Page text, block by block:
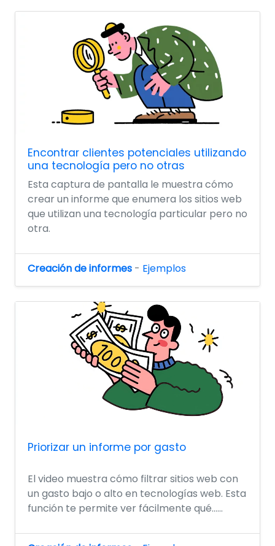
Encontrar clientes potenciales utilizando
una tecnología pero no otras
Esta captura de pantalla le muestra cómo
crear un informe que enumera los sitios web
que utilizan una tecnología particular pero no
otra.
Creación de informes - Ejemplos
Priorizar un informe por gasto
El video muestra cómo filtrar sitios web con
un gasto bajo o alto en tecnologías web. Esta
función te permite ver fácilmente qué......